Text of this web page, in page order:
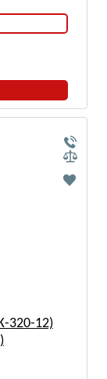
320-12)